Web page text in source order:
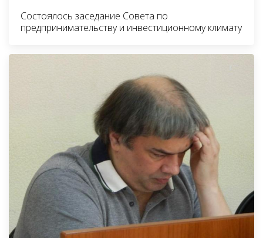
Состоялось заседание Совета по
предпринимательству и инвестиционному климату